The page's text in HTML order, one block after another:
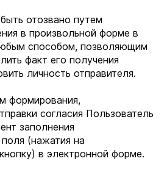
отозвано путем
в произвольной форме в
способом, позволяющим
факт его получения
личность отправителя.
формирования,
согласия Пользователь
заполнения
(нажатия на
в электронной форме.